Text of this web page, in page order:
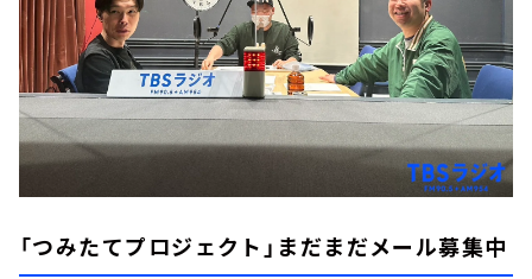
「つみたてプロジェクト」まだまだメール募集中